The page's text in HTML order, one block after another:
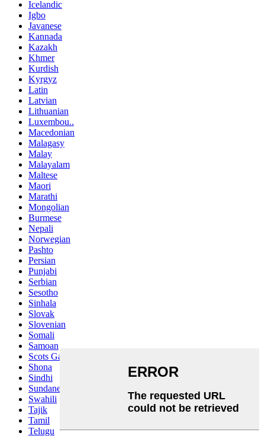
Icelandic
Igbo
Javanese
Kannada
Kazakh
Khmer
Kurdish
Kyrgyz
Latin
Latvian
Lithuanian
Luxembou..
Macedonian
Malagasy
Malay
Malayalam
Maltese
Maori
Marathi
Mongolian
Burmese
Nepali
Norwegian
Pashto
Persian
Punjabi
Serbian
Sesotho
Sinhala
Slovak
Slovenian
Somali
Samoan
Scots Gaelic
Shona
Sindhi
Sundanese
Swahili
Tajik
Tamil
Telugu